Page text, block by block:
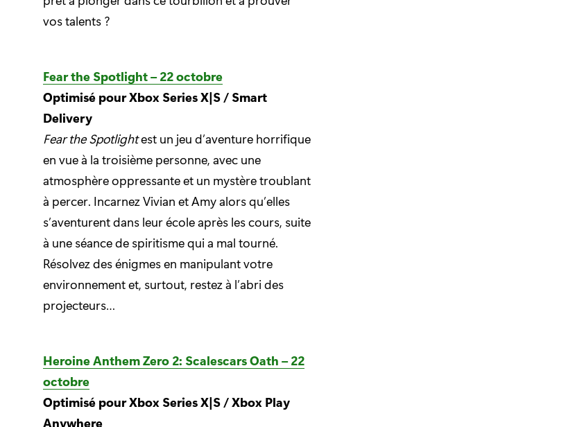
vos talents ?
Fear the Spotlight – 22 octobre
Optimisé pour Xbox Series X|S / Smart
Delivery
Fear the Spotlightest un jeu d’aventure horrifique
en vue à la troisième personne, avec une
atmosphère oppressante et un mystère troublant
à percer. Incarnez Vivian et Amy alors qu’elles
s’aventurent dans leur école après les cours, suite
à une séance de spiritisme qui a mal tourné.
Résolvez des énigmes en manipulant votre
environnement et, surtout, restez à l’abri des
projecteurs…
Heroine Anthem Zero 2: Scalescars Oath – 22
octobre
Optimisé pour Xbox Series X|S / Xbox Play
Anywhere